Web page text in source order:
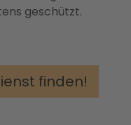
geschützt.
finden!